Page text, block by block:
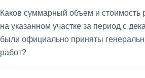
Каков суммарный объем и стоимость
на указанном участке за период с
были официально приняты
работ?